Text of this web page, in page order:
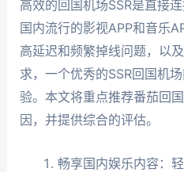
高效的回国机场SSR是直接
国内流行的影视APP和音乐
高延迟和频繁掉线问题，以
求，一个优秀的SSR回国机
验。本文将重点推荐番茄回
因，并提供综合的评估。
畅享国内娱乐内容：